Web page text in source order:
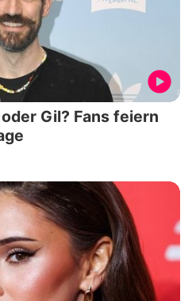
Gil? Fans feiern